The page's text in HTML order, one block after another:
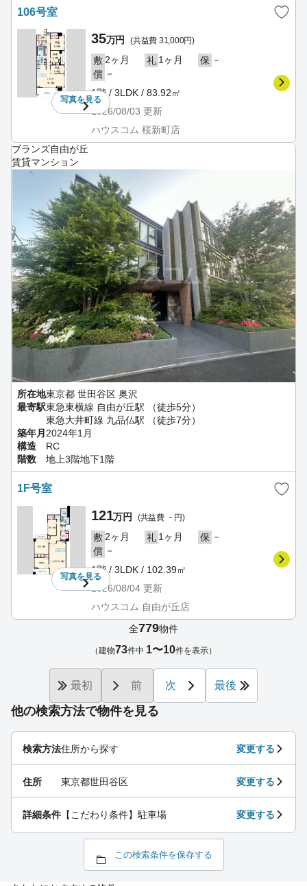
106号室
写真を見る
35万円 (共益費 31,000円)
敷2ヶ月 礼 1ヶ月 保 －
償 －
1階 / 3LDK / 83.92㎡
2026/08/03 更新
ハウスコム 桜新町店
ブランズ自由が丘
賃貸マンション
所在地東京都 世田谷区 奥沢
最寄駅東急東横線 自由が丘駅 （徒歩5分）
東急大井町線 九品仏駅 （徒歩7分）
築年月 2024年1月
構造
RC
階数
地上3階地下1階
1F号室
写真を見る
121万円 (共益費 －円)
敷 2ヶ月 礼 1ヶ月 保 －
償 －
1階 / 3LDK / 102.39㎡
2026/08/04 更新
ハウスコム 自由が丘店
他の検索方法で物件を見る
検索方法住所から探す 変更する
住所 東京都世田谷区 変更する
詳細条件 【こだわり条件】駐車場 変更する
この検索条件を保存する
全779物件
（建物73件中 1〜10件を表示）
最初 前 次 最後